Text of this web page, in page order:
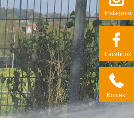
Ins­ta­gram
Face­book
Kon­takt